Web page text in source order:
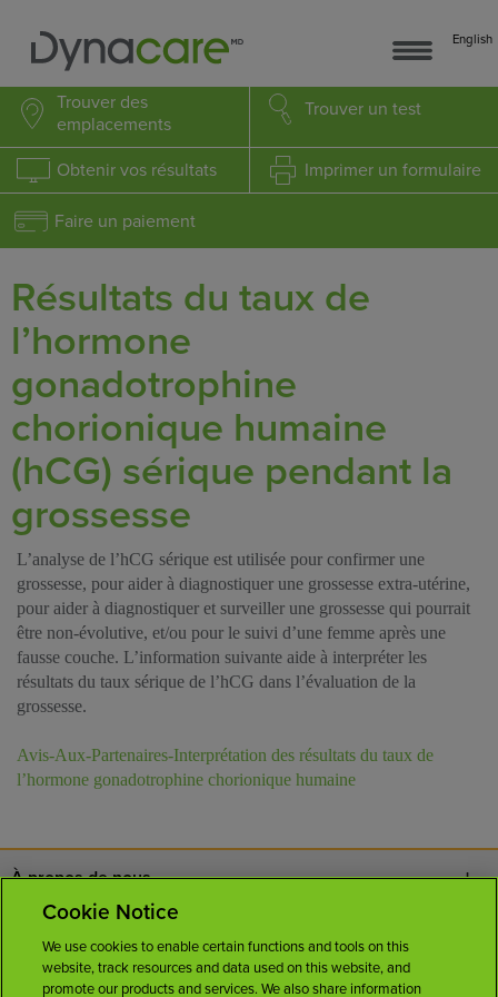
English
Trouver des
emplacements
Trouver un test
Obtenir vos résultats Imprimer un formulaire
Faire un paiement
Résultats du taux de
l’hormone
gonadotrophine
chorionique humaine
(hCG) sérique pendant la
grossesse
L’analyse de l’hCG sérique est utilisée pour confirmer une
grossesse, pour aider à diagnostiquer une grossesse extra-utérine,
pour aider à diagnostiquer et surveiller une grossesse qui pourrait
être non-évolutive, et/ou pour le suivi d’une femme après une
fausse couche. L’information suivante aide à interpréter les
résultats du taux sérique de l’hCG dans l’évaluation de la
grossesse.
Avis-Aux-Partenaires-Interprétation des résultats du taux de
l’hormone gonadotrophine chorionique humaine
À propos de nous
Carrières
Cookie Notice
We use cookies to enable certain functions and tools on this
website, track resources and data used on this website, and
promote our products and services. We also share information